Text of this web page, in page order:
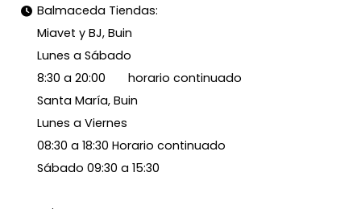
Balmaceda Tiendas:
Miavet y BJ, Buin
Lunes a Sábado
8:30 a 20:00 horario continuado
Santa María, Buin
Lunes a Viernes
08:30 a 18:30 Horario continuado
Sábado 09:30 a 15:30